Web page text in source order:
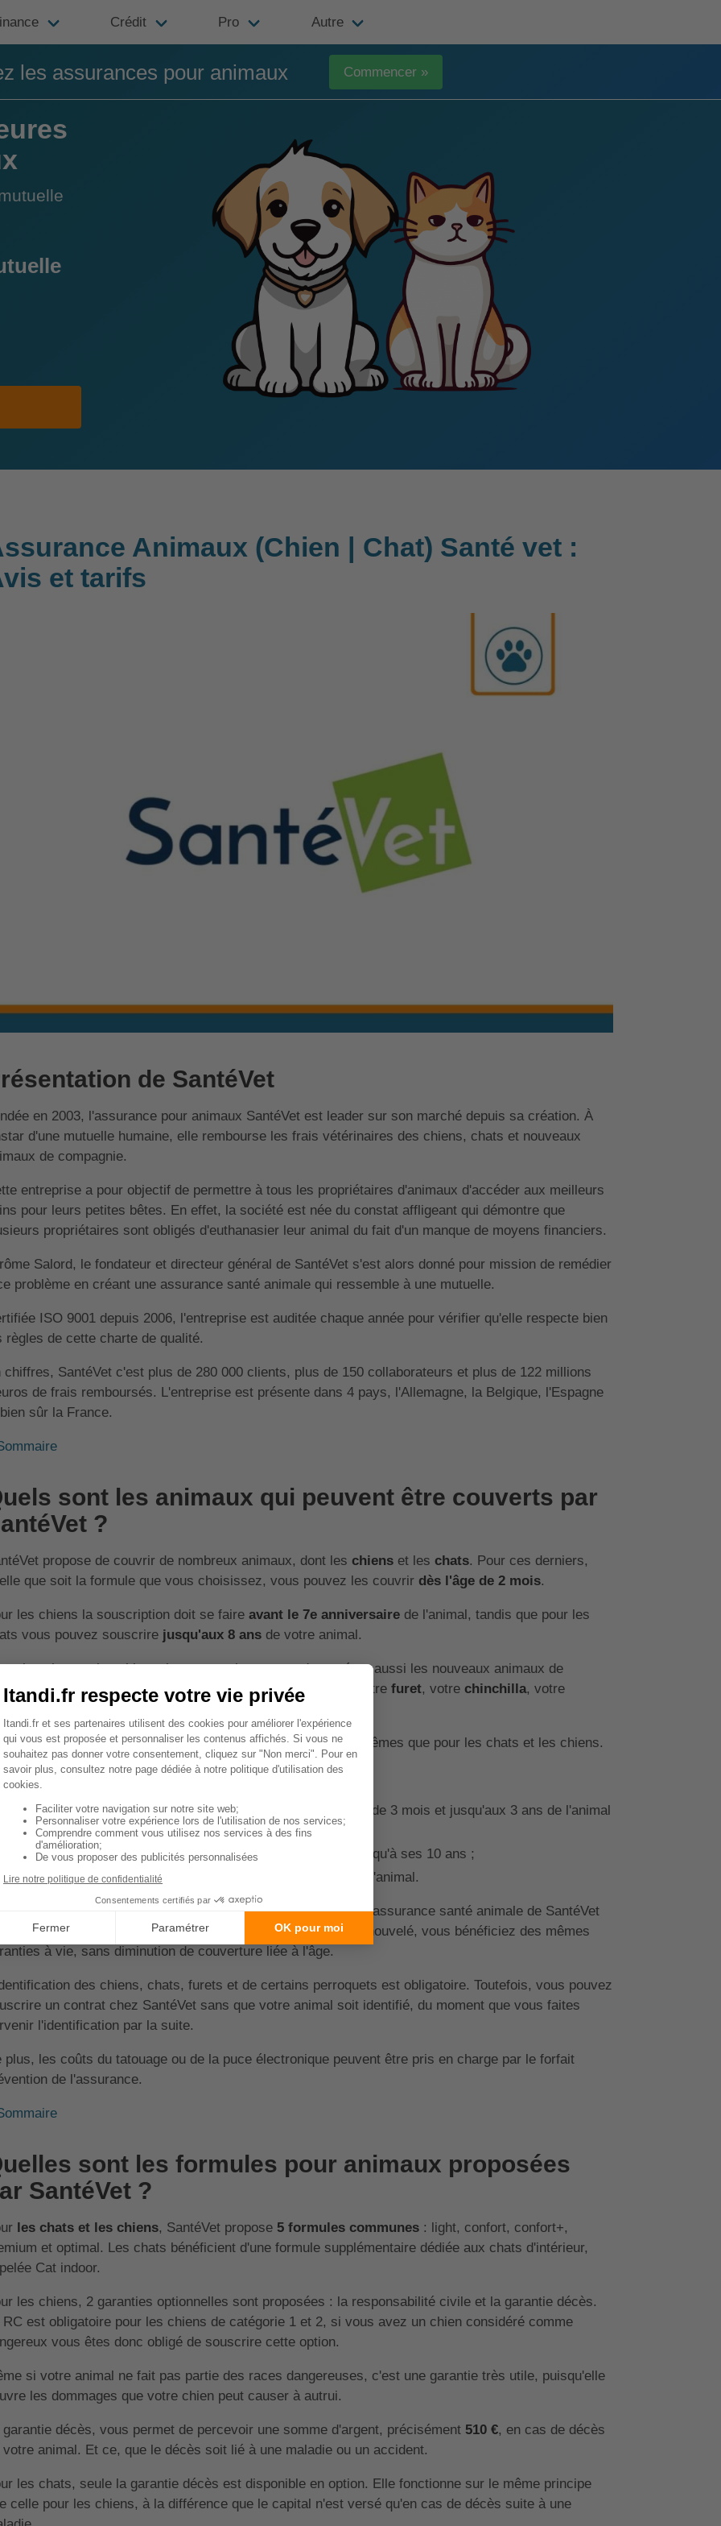
Crédit Pro Autre
les assurances pour animaux Commencer »
Animaux (Chien | Chat) Santé vet :
et tarifs
de SantéVet
en 2003, l'assurance pour animaux SantéVet est leader sur son marché depuis sa création. À
d'une mutuelle humaine, elle rembourse les frais vétérinaires des chiens, chats et nouveaux
de compagnie.
entreprise a pour objectif de permettre à tous les propriétaires d'animaux d'accéder aux meilleurs
pour leurs petites bêtes. En effet, la société est née du constat affligeant qui démontre que
propriétaires sont obligés d'euthanasier leur animal du fait d'un manque de moyens financiers.
Salord, le fondateur et directeur général de SantéVet s'est alors donné pour mission de remédier
problème en créant une assurance santé animale qui ressemble à une mutuelle.
ISO 9001 depuis 2006, l'entreprise est auditée chaque année pour vérifier qu'elle respecte bien
règles de cette charte de qualité.
chiffres, SantéVet c'est plus de 280 000 clients, plus de 150 collaborateurs et plus de 122 millions
de frais remboursés. L'entreprise est présente dans 4 pays, l'Allemagne, la Belgique, l'Espagne
sûr la France.
sont les animaux qui peuvent être couverts par
?
propose de couvrir de nombreux animaux, dont les chienset les chats. Pour ces derniers,
que soit la formule que vous choisissez, vous pouvez les couvrir dès l'âge de 2 mois.
les chiens la souscription doit se faire avant le 7e anniversairede l'animal, tandis que pour les
vous pouvez souscrirejusqu'aux 8 ansde votre animal.
les chats et les chiens, la compagnie propose de protéger aussi les nouveaux animaux de
Vous pouvez alors souscrire une assurance pour votre furet, votre chinchilla, votre
lapin
les limites d'âge à la souscription ne sont pas les mêmes que pour les chats et les chiens.
voici en détail :
Pour les chinchillas, les lapins et les cobayes
: dès l'âge de 3 mois et jusqu'aux 3 ans de l'animal
Pour les perroquets : dès les 3 mois de votre animal et jusqu'à ses 10 ans ;
Pour les furets: dès l'âge de 3 mois et jusqu'aux 2 ans de l'animal.
ces limites d'âge pour souscrire un contrat, sachez que l'assurance santé animale de SantéVet
votre animal à vie. Concrètement, si votre contrat est renouvelé, vous bénéficiez des mêmes
à vie, sans diminution de couverture liée à l'âge.
des chiens, chats, furets et de certains perroquets est obligatoire. Toutefois, vous pouvez
un contrat chez SantéVet sans que votre animal soit identifié, du moment que vous faites
l'identification par la suite.
plus, les coûts du tatouage ou de la puce électronique peuvent être pris en charge par le forfait
de l'assurance.
sont les formules pour animaux proposées
SantéVet ?
les chats et les chiens, SantéVet propose 5 formules communes: light, confort, confort+,
et optimal. Les chats bénéficient d'une formule supplémentaire dédiée aux chats d'intérieur,
Cat indoor.
les chiens, 2 garanties optionnelles sont proposées : la responsabilité civile et la garantie décès.
RC est obligatoire pour les chiens de catégorie 1 et 2, si vous avez un chien considéré comme
vous êtes donc obligé de souscrire cette option.
si votre animal ne fait pas partie des races dangereuses, c'est une garantie très utile, puisqu'elle
les dommages que votre chien peut causer à autrui.
garantie décès, vous permet de percevoir une somme d'argent, précisément510 €, en cas de décès
votre animal. Et ce, que le décès soit lié à une maladie ou un accident.
les chats, seule la garantie décès est disponible en option. Elle fonctionne sur le même principe
celle pour les chiens, à la différence que le capital n'est versé qu'en cas de décès suite à une